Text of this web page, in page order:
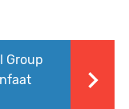
Group